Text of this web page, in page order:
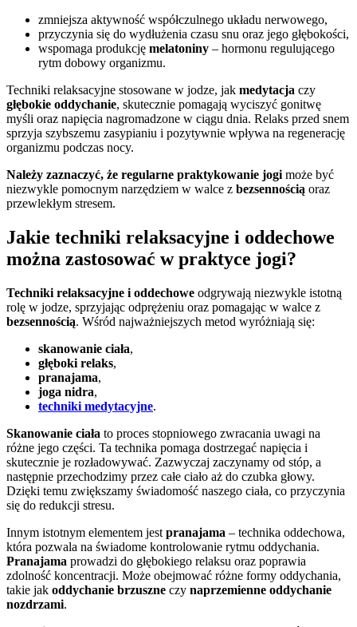
zmniejsza aktywność współczulnego układu nerwowego,
przyczynia się do wydłużenia czasu snu oraz jego głębokości,
wspomaga produkcję melatoniny – hormonu regulującego
rytm dobowy organizmu.
Techniki relaksacyjne stosowane w jodze, jak medytacja czy
głębokie oddychanie, skutecznie pomagają wyciszyć gonitwę
myśli oraz napięcia nagromadzone w ciągu dnia. Relaks przed snem
sprzyja szybszemu zasypianiu i pozytywnie wpływa na regenerację
organizmu podczas nocy.
Należy zaznaczyć, że regularne praktykowanie jogi może być
niezwykle pomocnym narzędziem w walce z bezsennością oraz
przewlekłym stresem.
Jakie techniki relaksacyjne i oddechowe
można zastosować w praktyce jogi?
Techniki relaksacyjne i oddechowe odgrywają niezwykle istotną
rolę w jodze, sprzyjając odprężeniu oraz pomagając w walce z
bezsennością. Wśród najważniejszych metod wyróżniają się:
skanowanie ciała,
głęboki relaks,
pranajama,
joga nidra,
techniki medytacyjne.
Skanowanie ciała to proces stopniowego zwracania uwagi na
różne jego części. Ta technika pomaga dostrzegać napięcia i
skutecznie je rozładowywać. Zazwyczaj zaczynamy od stóp, a
następnie przechodzimy przez całe ciało aż do czubka głowy.
Dzięki temu zwiększamy świadomość naszego ciała, co przyczynia
się do redukcji stresu.
Innym istotnym elementem jest pranajama – technika oddechowa,
która pozwala na świadome kontrolowanie rytmu oddychania.
Pranajama prowadzi do głębokiego relaksu oraz poprawia
zdolność koncentracji. Może obejmować różne formy oddychania,
takie jak oddychanie brzuszne czy naprzemienne oddychanie
nozdrzami.